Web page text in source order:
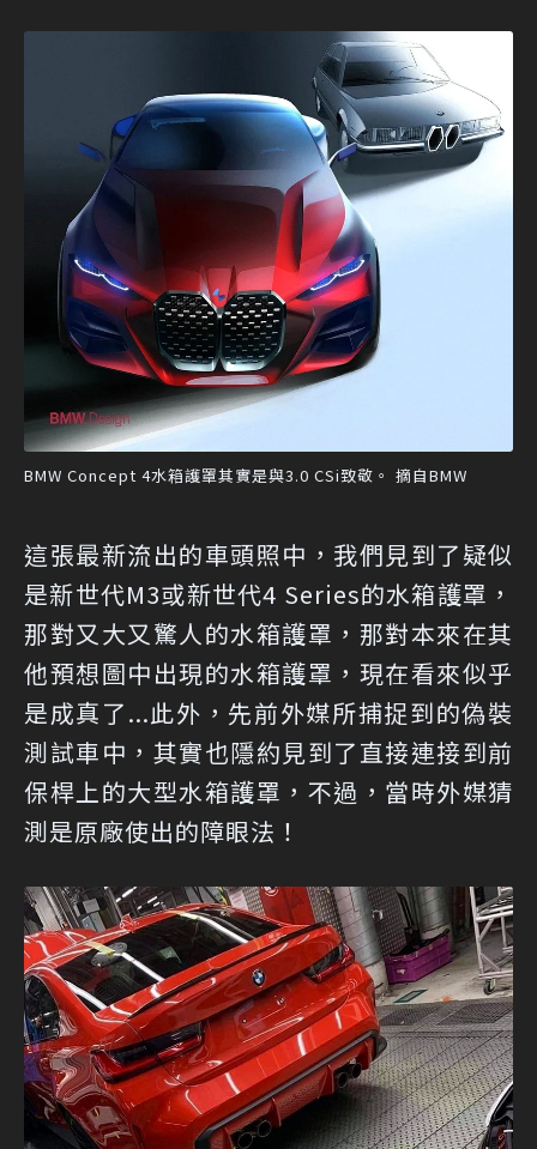
BMW Concept 4水箱護罩其實是與3.0 CSi致敬。 摘自BMW
這張最新流出的車頭照中，我們見到了疑似
是新世代M3或新世代4 Series的水箱護罩，
那對又大又驚人的水箱護罩，那對本來在其
他預想圖中出現的水箱護罩，現在看來似乎
是成真了...此外，先前外媒所捕捉到的偽裝
測試車中，其實也隱約見到了直接連接到前
保桿上的大型水箱護罩，不過，當時外媒猜
測是原廠使出的障眼法！